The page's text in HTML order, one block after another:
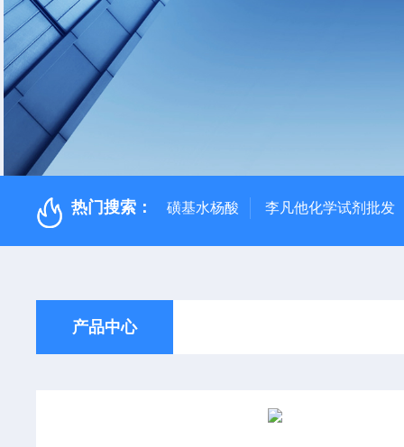
热门搜索： 磺基水杨酸 李凡他化学试剂批发
产品中心